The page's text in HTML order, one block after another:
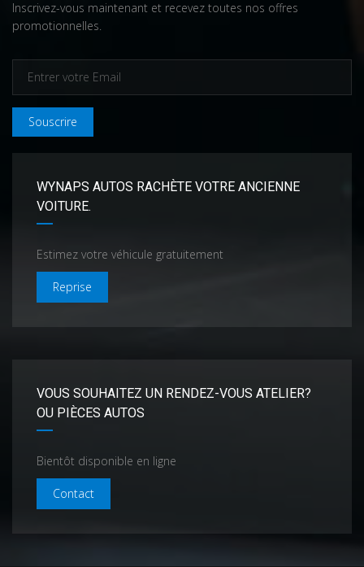
Inscrivez-vous maintenant et recevez toutes nos offres
promotionnelles.
Souscrire
WYNAPS AUTOS RACHÈTE VOTRE ANCIENNE
VOITURE.
Estimez votre véhicule gratuitement
Reprise
VOUS SOUHAITEZ UN RENDEZ-VOUS ATELIER?
OU PIÈCES AUTOS
Bientôt disponible en ligne
Contact